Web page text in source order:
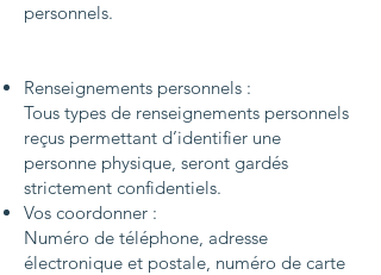
personnels.
Renseignements personnels :
Tous types de renseignements personnels
reçus permettant d’identifier une
personne physique, seront gardés
strictement confidentiels.
Vos coordonner :
Numéro de téléphone, adresse
électronique et postale, numéro de carte